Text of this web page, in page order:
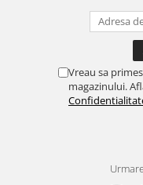
Vreau sa
magazinului.